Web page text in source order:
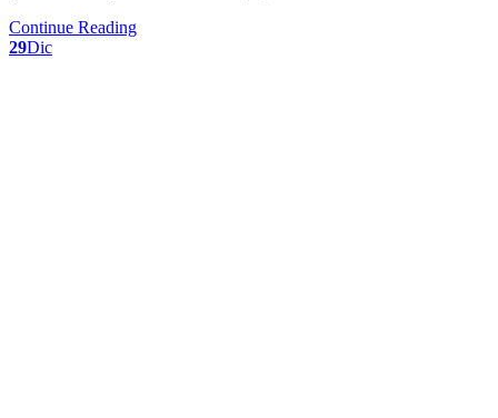
Continue Reading
29Dic